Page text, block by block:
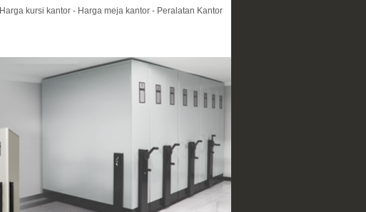
Harga kursi kantor - Harga meja kantor - Peralatan Kantor